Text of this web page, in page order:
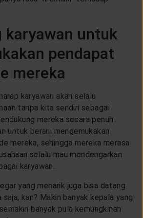
karyawan untuk
pendapat
mereka
karyawan akan selalu
tanpa kita sendiri sebagai
mereka secara penuh.
untuk berani mengemukakan
mereka, sehingga mereka merasa
selalu mau mendengarkan
karyawan.
yang menarik juga bisa datang
saja, kan? Makin banyak kepala yang
banyak pula kemungkinan